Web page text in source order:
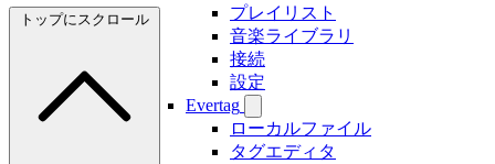
プレイリスト
音楽ライブラリ
接続
設定
Evertag
ローカルファイル
タグエディタ
トップにスクロール